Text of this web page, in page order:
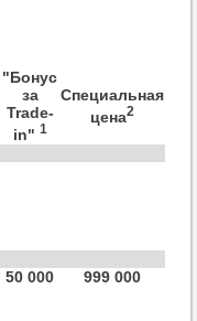
"Бонус
за
Trade-
in" 1
Специальная
цена2
50 000 999 000